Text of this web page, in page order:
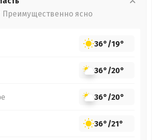
Преимущественно ясно
36°/19°
36°/20°
36°/20°
36°/21°